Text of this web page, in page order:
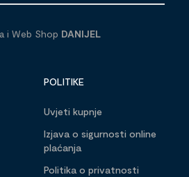
i Web Shop DANIJEL
POLITIKE
Uvjeti kupnje
Izjava o sigurnosti online
plaćanja
Politika o privatnosti